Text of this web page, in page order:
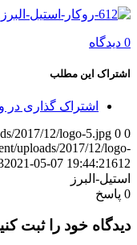
0 دیدگاه
اشتراک این مطلب
اشتراک گذاری در
2017/12/logo-5.jpg 0 0
uploads/2017/12/logo-
2021-05-07 19:44:21
استیل-البرز
0 پاسخ
دیدگاه خود را ثبت